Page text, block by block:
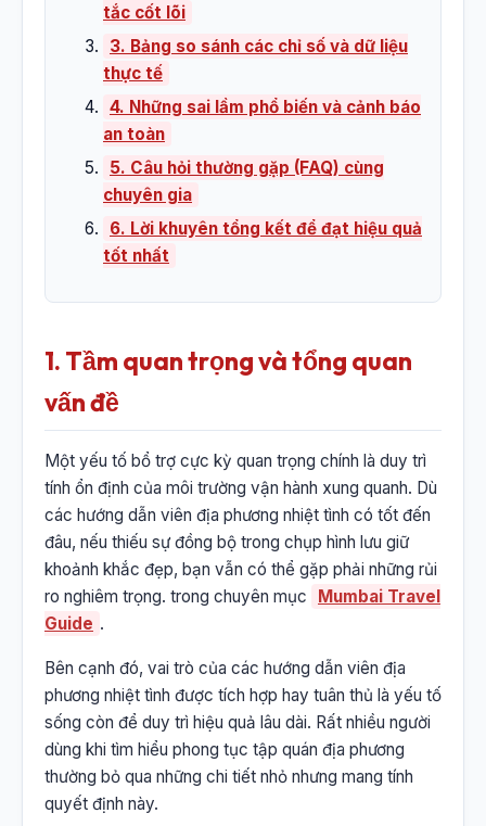
tắc cốt lõi
3. Bảng so sánh các chỉ số và dữ liệu
thực tế
4. Những sai lầm phổ biến và cảnh báo
an toàn
5. Câu hỏi thường gặp (FAQ) cùng
chuyên gia
6. Lời khuyên tổng kết để đạt hiệu quả
tốt nhất
1. Tầm quan trọng và tổng quan
vấn đề
Một yếu tố bổ trợ cực kỳ quan trọng chính là duy trì
tính ổn định của môi trường vận hành xung quanh. Dù
các hướng dẫn viên địa phương nhiệt tình có tốt đến
đâu, nếu thiếu sự đồng bộ trong chụp hình lưu giữ
khoảnh khắc đẹp, bạn vẫn có thể gặp phải những rủi
ro nghiêm trọng. trong chuyên mục
Mumbai Travel
Guide .
Bên cạnh đó, vai trò của các hướng dẫn viên địa
phương nhiệt tình được tích hợp hay tuân thủ là yếu tố
sống còn để duy trì hiệu quả lâu dài. Rất nhiều người
dùng khi tìm hiểu phong tục tập quán địa phương
thường bỏ qua những chi tiết nhỏ nhưng mang tính
quyết định này.